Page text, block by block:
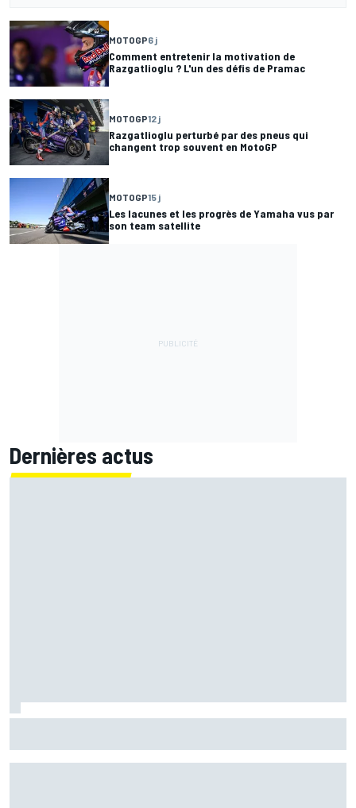
MOTOGP6 j
Comment entretenir la motivation de
Razgatlioglu ? L'un des défis de Pramac
MOTOGP12 j
Razgatlioglu perturbé par des pneus qui
changent trop souvent en MotoGP
MOTOGP15 j
Les lacunes et les progrès de Yamaha vus par
son team satellite
Dernières actus